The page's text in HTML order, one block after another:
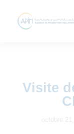
Visite